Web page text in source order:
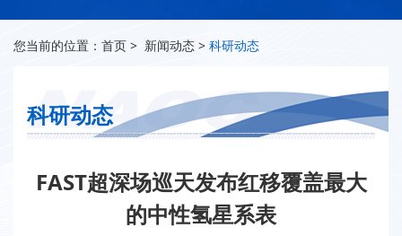
您当前的位置： 首页 > 新闻动态 > 科研动态
科研动态
FAST超深场巡天发布红移覆盖最大
的中性氢星系表